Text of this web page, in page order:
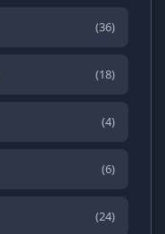
(36)
(18)
(4)
(6)
(24)